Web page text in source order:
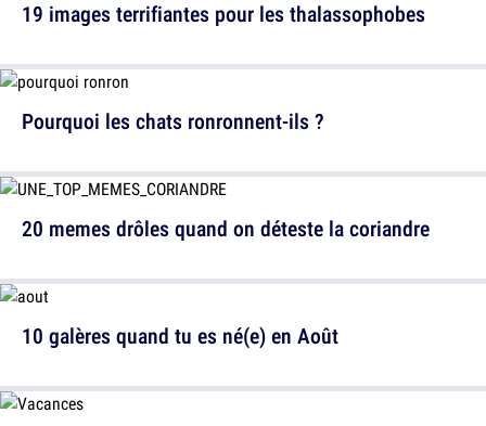
Pourquoi les chats ronronnent-ils ?
10 galères quand tu es né(e) en Août
19 images terrifiantes pour les thalassophobes
20 memes drôles quand on déteste la coriandre